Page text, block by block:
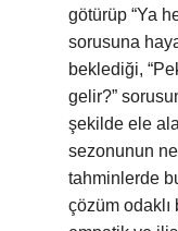
götürüp “Ya
sorusuna
beklediği,
gelir?”
şekilde ele
sezonunun
tahminlerde
çözüm odaklı